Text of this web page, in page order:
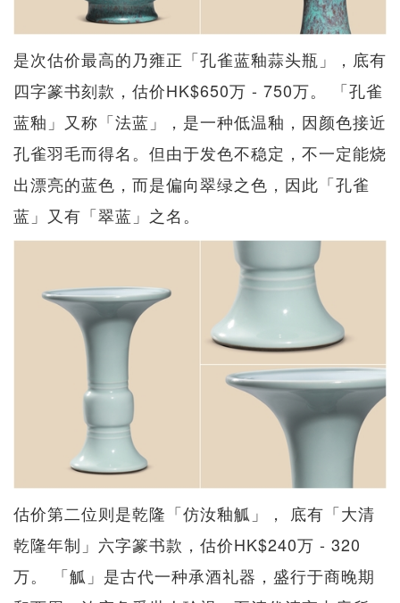
是次估价最高的乃雍正「孔雀蓝釉蒜头瓶」，底有
四字篆书刻款，估价HK$650万 - 750万。 「孔雀
蓝釉」又称「法蓝」，是一种低温釉，因颜色接近
孔雀羽毛而得名。但由于发色不稳定，不一定能烧
出漂亮的蓝色，而是偏向翠绿之色，因此「孔雀
蓝」又有「翠蓝」之名。
估价第二位则是乾隆「仿汝釉觚」， 底有「大清
乾隆年制」六字篆书款，估价HK$240万 - 320
万。 「觚」是古代一种承酒礼器，盛行于商晚期